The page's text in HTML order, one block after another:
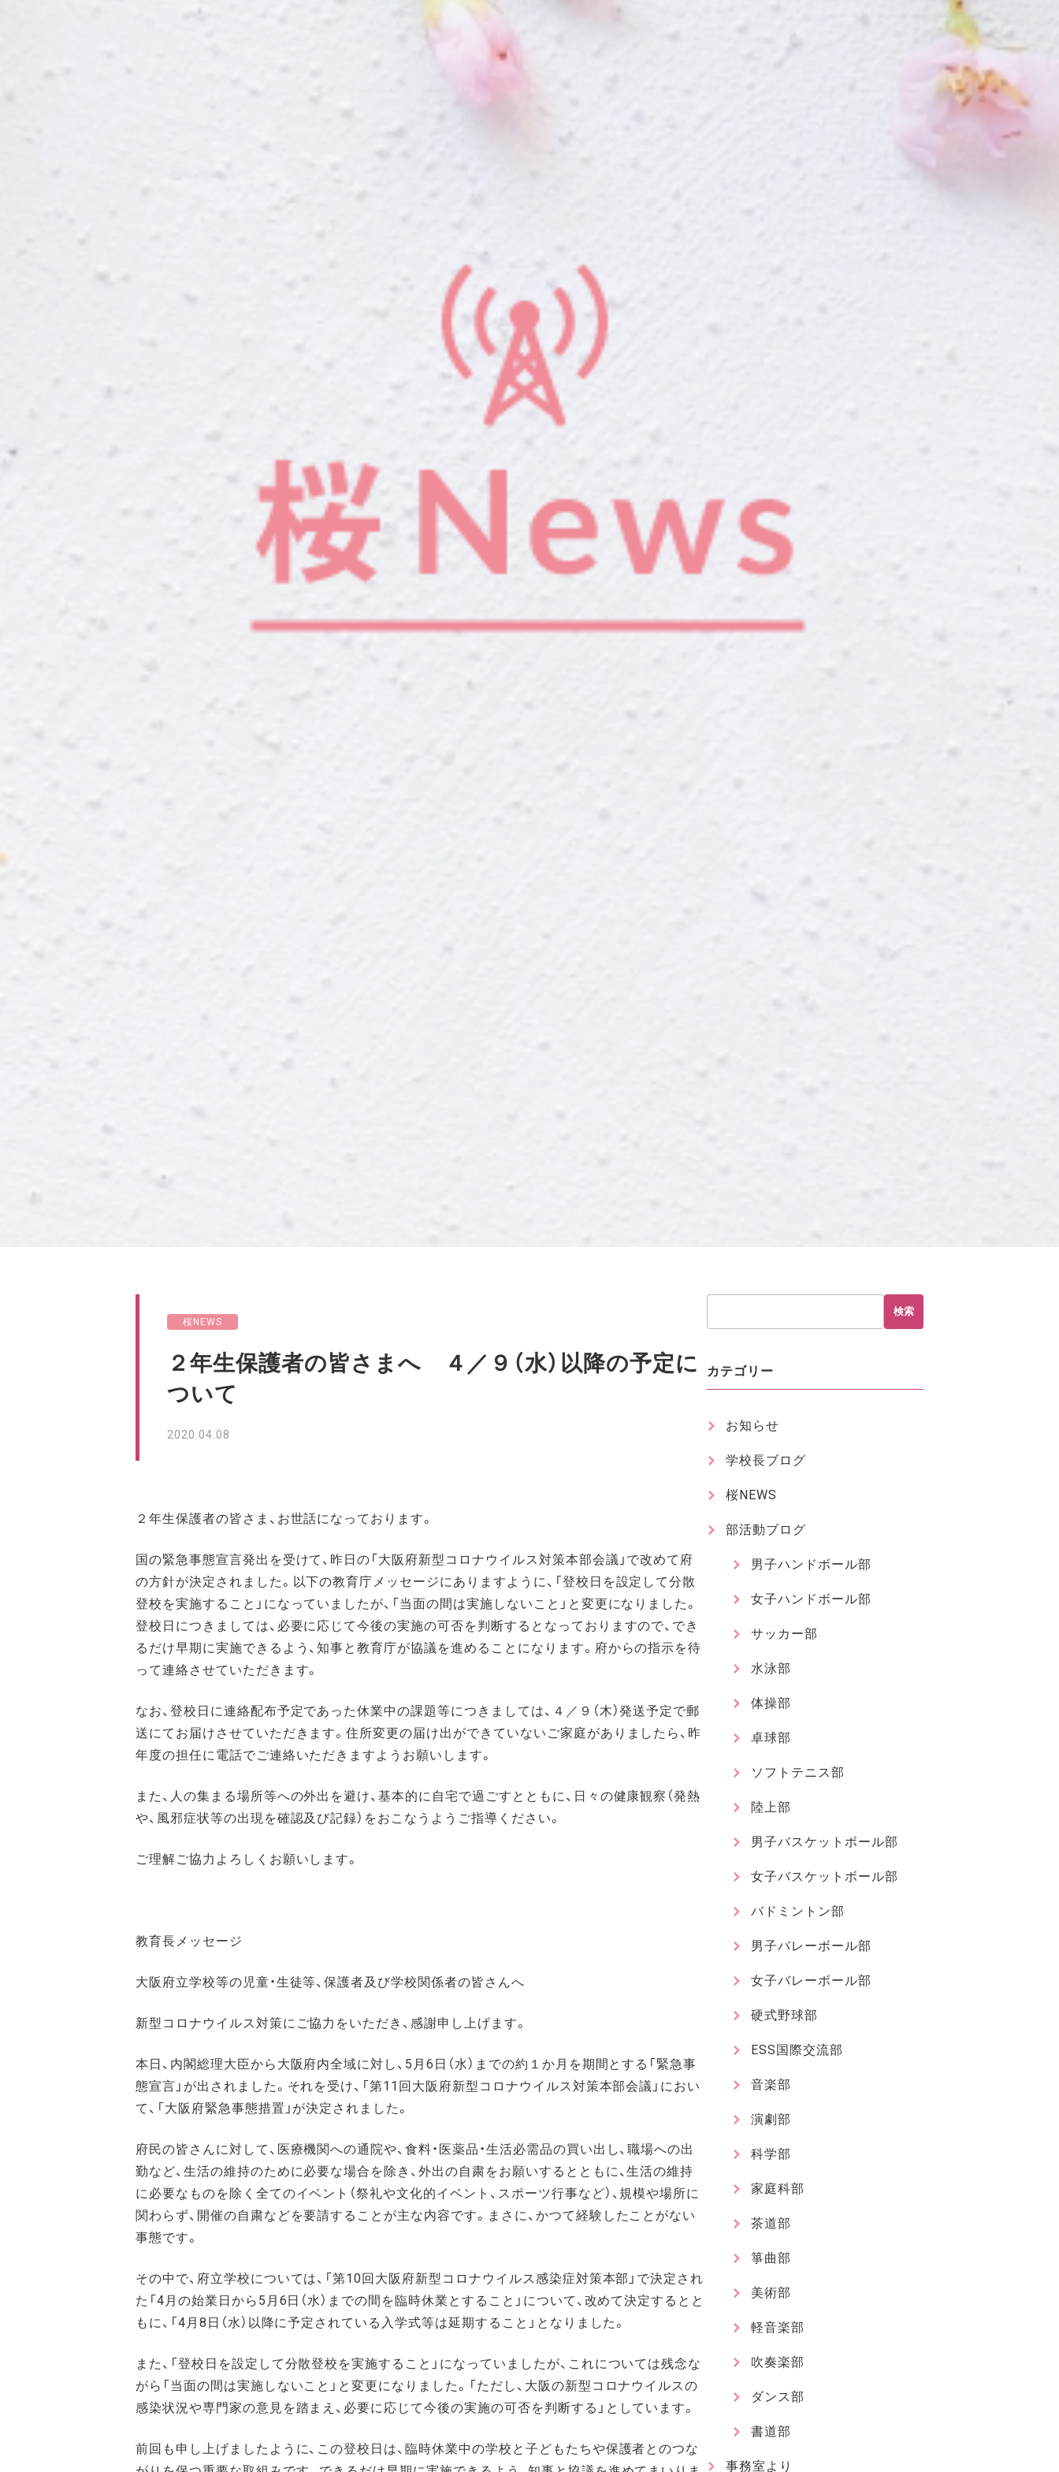
桜NEWS
２年生保護者の皆さまへ ４／９（水）以降の予定に
ついて
2020.04.08
２年生保護者の皆さま、お世話になっております。
国の緊急事態宣言発出を受けて、昨日の「大阪府新型コロナウイルス対策本部会議」で改めて府
の方針が決定されました。以下の教育庁メッセージにありますように、「登校日を設定して分散
登校を実施すること」になっていましたが、「当面の間は実施しないこと」と変更になりました。
登校日につきましては、必要に応じて今後の実施の可否を判断するとなっておりますので、でき
るだけ早期に実施できるよう、知事と教育庁が協議を進めることになります。府からの指示を待
って連絡させていただきます。
なお、登校日に連絡配布予定であった休業中の課題等につきましては、４／９（木）発送予定で郵
送にてお届けさせていただきます。住所変更の届け出ができていないご家庭がありましたら、昨
年度の担任に電話でご連絡いただきますようお願いします。
また、人の集まる場所等への外出を避け、基本的に自宅で過ごすとともに、日々の健康観察（発熱
や、風邪症状等の出現を確認及び記録）をおこなうようご指導ください。
ご理解ご協力よろしくお願いします。
教育長メッセージ
大阪府立学校等の児童・生徒等、保護者及び学校関係者の皆さんへ
新型コロナウイルス対策にご協力をいただき、感謝申し上げます。
本日、内閣総理大臣から大阪府内全域に対し、5月6日（水）までの約１か月を期間とする「緊急事
態宣言」が出されました。それを受け、「第11回大阪府新型コロナウイルス対策本部会議」におい
て、「大阪府緊急事態措置」が決定されました。
府民の皆さんに対して、医療機関への通院や、食料・医薬品・生活必需品の買い出し、職場への出
勤など、生活の維持のために必要な場合を除き、外出の自粛をお願いするとともに、生活の維持
に必要なものを除く全てのイベント（祭礼や文化的イベント、スポーツ行事など）、規模や場所に
関わらず、開催の自粛などを要請することが主な内容です。まさに、かつて経験したことがない
事態です。
その中で、府立学校については、「第10回大阪府新型コロナウイルス感染症対策本部」で決定され
た「4月の始業日から5月6日（水）までの間を臨時休業とすること」について、改めて決定するとと
もに、「4月8日（水）以降に予定されている入学式等は延期すること」となりました。
また、「登校日を設定して分散登校を実施すること」になっていましたが、これについては残念な
がら「当面の間は実施しないこと」と変更になりました。「ただし、大阪の新型コロナウイルスの
感染状況や専門家の意見を踏まえ、必要に応じて今後の実施の可否を判断する」としています。
前回も申し上げましたように、この登校日は、臨時休業中の学校と子どもたちや保護者とのつな
検索
カテゴリー
お知らせ
学校長ブログ
桜NEWS
部活動ブログ
男子ハンドボール部
女子ハンドボール部
サッカー部
水泳部
体操部
卓球部
ソフトテニス部
陸上部
男子バスケットボール部
女子バスケットボール部
バドミントン部
男子バレーボール部
女子バレーボール部
硬式野球部
ESS国際交流部
音楽部
演劇部
科学部
家庭科部
茶道部
箏曲部
美術部
軽音楽部
吹奏楽部
ダンス部
書道部
事務室より